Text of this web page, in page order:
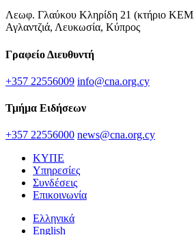
Λεωφ. Γλαύκου Κληρίδη 21 (κτήριο
Αγλαντζιά, Λευκωσία, Κύπρος
Γραφείο Διευθυντή
+357 22556009 info@cna.org.cy
Τμήμα Ειδήσεων
+357 22556000 news@cna.org.cy
ΚΥΠΕ
Υπηρεσίες
Συνδέσεις
Επικοινωνία
Ελληνικά
English